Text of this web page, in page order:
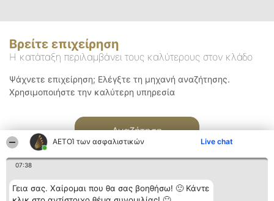
ΑΕΤΟΊ των ασφαλιστικών Live chat
07:38
Γεια σας. Χαίρομαι που θα σας βοηθήσω! 🙂 Κάντε
Βρείτε επιχείρηση
Η κατάταξη περιλαμβάνει τους καλύτερους στον κλάδο
Ψάχνετε επιχείρηση; Ελέγξτε τη μηχανή αναζήτησης.
Χρησιμοποιήστε την καλύτερη υπηρεσία
Αναζήτηση